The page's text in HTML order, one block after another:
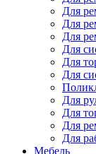
Для
Для
Для
Для
Для
Для
Для
Для
Для
Для
Мебель